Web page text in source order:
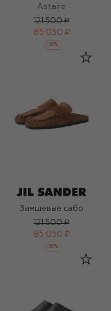
Astaire
121 500 ₽
85 050 ₽
-30%
Замшевые сабо
121 500 ₽
85 050 ₽
-30%